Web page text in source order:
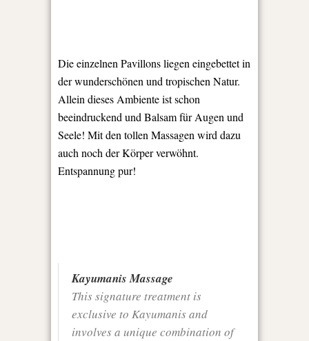
Die einzelnen Pavillons liegen eingebettet in
der wunderschönen und tropischen Natur.
Allein dieses Ambiente ist schon
beeindruckend und Balsam für Augen und
Seele! Mit den tollen Massagen wird dazu
auch noch der Körper verwöhnt.
Entspannung pur!
Kayumanis Massage
This signature treatment is
exclusive to Kayumanis and
involves a unique combination of